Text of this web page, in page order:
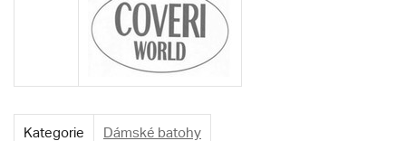
Kategorie Dámské batohy